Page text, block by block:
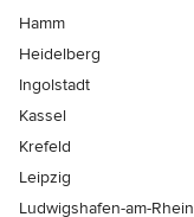
Hamm
Heidelberg
Ingolstadt
Kassel
Krefeld
Leipzig
Ludwigshafen-am-Rhein